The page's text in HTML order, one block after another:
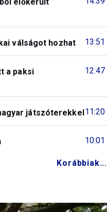
előkerült
13:51
válságot hozhat
12:47
a paksi
11:20
játszóterekkel
10:01
Korábbiak...